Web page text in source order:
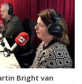
Bright van